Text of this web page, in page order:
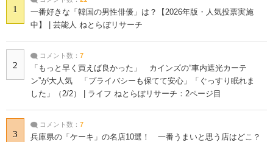
1
一番好きな「韓国の男性俳優」は？【2026年版・人気投票実施
中】 | 芸能人 ねとらぼリサーチ
2
コメント数： 7
「もっと早く買えば良かった」 カインズの“車内遮光カーテ
ン”が大人気 「プライバシーも保てて安心」「ぐっすり眠れま
した」（2/2） | ライフ ねとらぼリサーチ：2ページ目
3
コメント数： 7
兵庫県の「ケーキ」の名店10選！ 一番うまいと思う店はどこ？